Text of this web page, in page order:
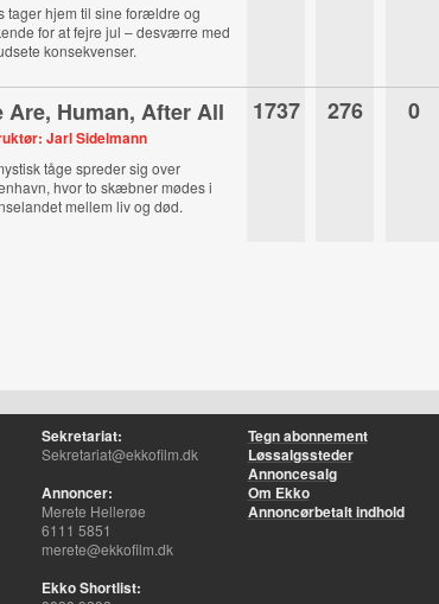
tager hjem til sine forældre og
for at fejre jul – desværre med
konsekvenser.
Are, Human, After All
Jarl Sidelmann
tåge spreder sig over
hvor to skæbner mødes i
mellem liv og død.
1737 276 0
Sekretariat:
Sekretariat@ekkofilm.dk
Annoncer:
Merete Hellerøe
6111 5851
merete@ekkofilm.dk
Ekko Shortlist:
Tegn abonnement
Løssalgssteder
Annoncesalg
Om Ekko
Annoncørbetalt indhold